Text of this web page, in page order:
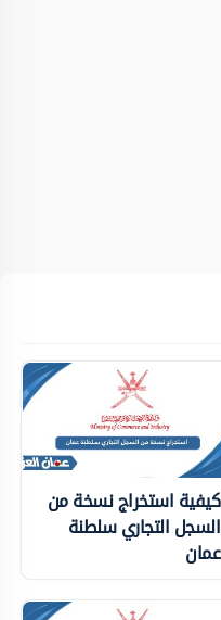
كيفية استخراج نسخة من
السجل التجاري سلطنة
عمان